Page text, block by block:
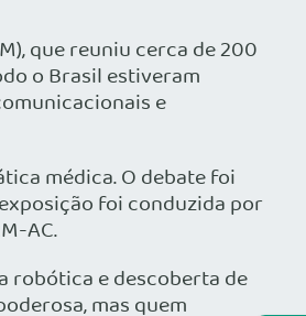
que reuniu cerca de 200
o Brasil estiveram
e
médica. O debate foi
foi conduzida por
AC.
robótica e descoberta de
mas quem